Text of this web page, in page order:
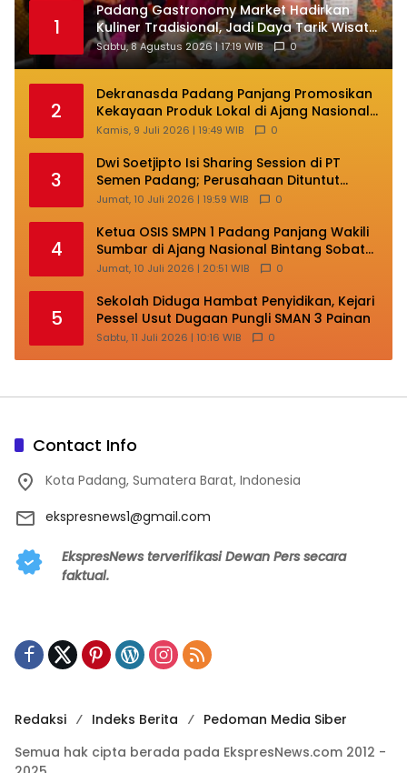
1
Padang Gastronomy Market Hadirkan
Kuliner Tradisional, Jadi Daya Tarik Wisata
di HJK ke-357
Sabtu, 8 Agustus 2026 | 17:19 WIB 0
2
Dekranasda Padang Panjang Promosikan
Kekayaan Produk Lokal di Ajang Nasional
Makassar
Kamis, 9 Juli 2026 | 19:49 WIB 0
3
Dwi Soetjipto Isi Sharing Session di PT
Semen Padang; Perusahaan Dituntut
Lakukan Transformasi
Jumat, 10 Juli 2026 | 19:59 WIB 0
4
Ketua OSIS SMPN 1 Padang Panjang Wakili
Sumbar di Ajang Nasional Bintang Sobat
SMP
Jumat, 10 Juli 2026 | 20:51 WIB 0
5
Sekolah Diduga Hambat Penyidikan, Kejari
Pessel Usut Dugaan Pungli SMAN 3 Painan
Sabtu, 11 Juli 2026 | 10:16 WIB 0
Contact Info
Kota Padang, Sumatera Barat, Indonesia
ekspresnews1@gmail.com
EkspresNews terverifikasi Dewan Pers secara
faktual.
Redaksi Indeks Berita
Pedoman Media Siber
Semua hak cipta berada pada EkspresNews.com 2012 -